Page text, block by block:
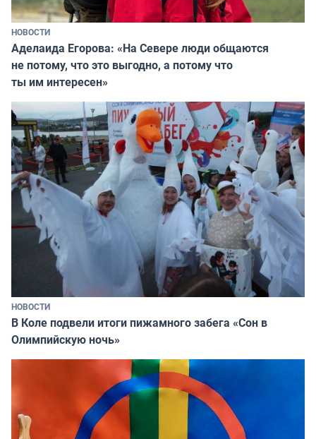
НОВОСТИ
Аделаида Егорова: «На Севере люди общаются
не потому, что это выгодно, а потому что
ты им интересен»
НОВОСТИ
В Коле подвели итоги пижамного забега «Сон в
Олимпийскую ночь»